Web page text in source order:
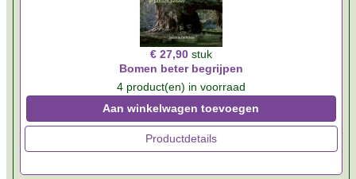
€ 27,90 stuk
Bomen beter begrijpen
4 product(en) in voorraad
Aan winkelwagen toevoegen
Productdetails